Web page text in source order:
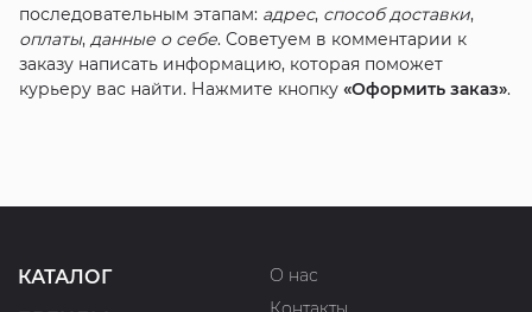
последовательным этапам: адрес, способ доставки,
оплаты, данные о себе. Советуем в комментарии к
заказу написать информацию, которая поможет
курьеру вас найти. Нажмите кнопку «Оформить заказ».
КАТАЛОГ
О нас